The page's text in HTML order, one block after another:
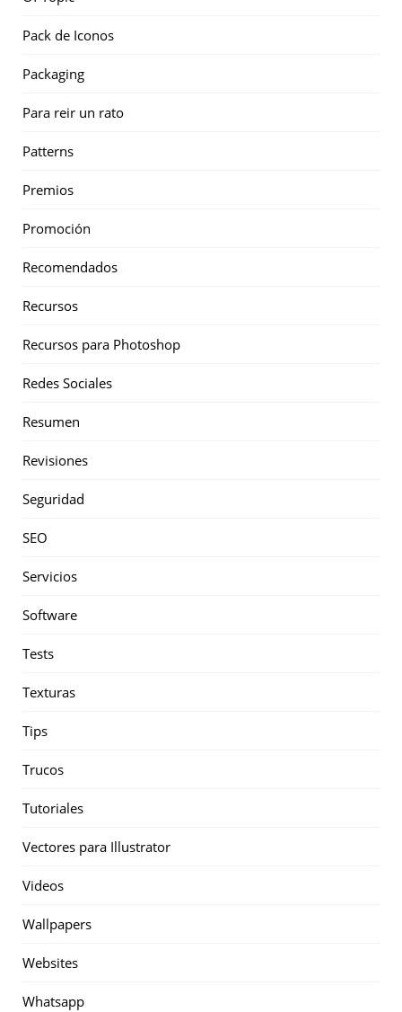
Pack de Iconos
Packaging
Para reir un rato
Patterns
Premios
Promoción
Recomendados
Recursos
Recursos para Photoshop
Redes Sociales
Resumen
Revisiones
Seguridad
SEO
Servicios
Software
Tests
Texturas
Tips
Trucos
Tutoriales
Vectores para Illustrator
Videos
Wallpapers
Websites
Whatsapp